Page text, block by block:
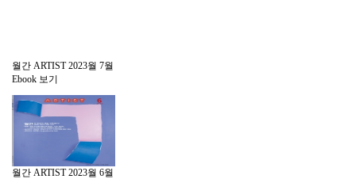
월간 ARTIST 2023월 7월
Ebook 보기
월간 ARTIST 2023월 6월